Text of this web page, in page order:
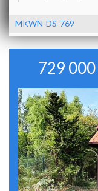
MKWN-DS-769
729 000